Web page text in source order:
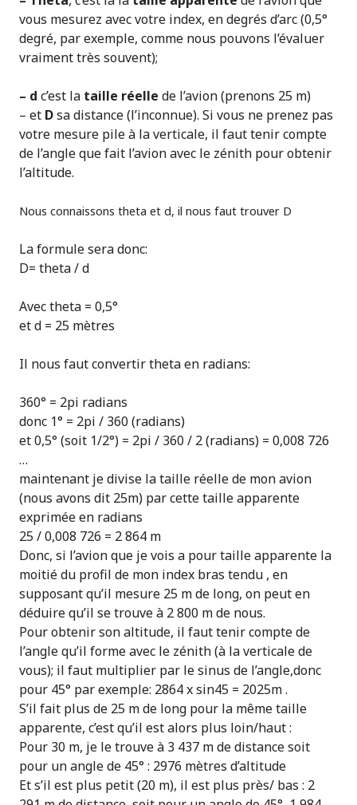
vous mesurez avec votre index, en degrés d’arc (0,5°
degré, par exemple, comme nous pouvons l’évaluer
vraiment très souvent);
– d c’est la taille réelle de l’avion (prenons 25 m)
– et Dsa distance (l’inconnue). Si vous ne prenez pas
votre mesure pile à la verticale, il faut tenir compte
de l’angle que fait l’avion avec le zénith pour obtenir
l’altitude.
Nous connaissons theta et d, il nous faut trouver D
La formule sera donc:
D= theta / d
Avec theta = 0,5°
et d = 25 mètres
Il nous faut convertir theta en radians:
360° = 2pi radians
donc 1° = 2pi / 360 (radians)
et 0,5° (soit 1/2°) = 2pi / 360 / 2 (radians) = 0,008 726
…
maintenant je divise la taille réelle de mon avion
(nous avons dit 25m) par cette taille apparente
exprimée en radians
25 / 0,008 726 = 2 864 m
Donc, si l’avion que je vois a pour taille apparente la
moitié du profil de mon index bras tendu , en
supposant qu’il mesure 25 m de long, on peut en
déduire qu’il se trouve à 2 800 m de nous.
Pour obtenir son altitude, il faut tenir compte de
l’angle qu’il forme avec le zénith (à la verticale de
vous); il faut multiplier par le sinus de l’angle,donc
pour 45° par exemple: 2864 x sin45 = 2025m .
S’il fait plus de 25 m de long pour la même taille
apparente, c’est qu’il est alors plus loin/haut :
Pour 30 m, je le trouve à 3 437 m de distance soit
pour un angle de 45° : 2976 mètres d’altitude
Et s’il est plus petit (20 m), il est plus près/ bas : 2